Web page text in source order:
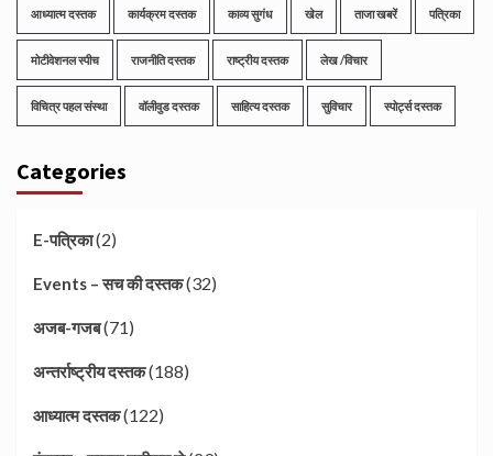
आध्यात्म दस्तक कार्यक्रम दस्तक काव्य सुगंध खेल ताजा खबरें पत्रिका
मोटीवेशनल स्पीच राजनीति दस्तक राष्ट्रीय दस्तक लेख /विचार
विचित्र पहल संस्था वॉलीवुड दस्तक साहित्य दस्तक सुविचार स्पोर्ट्स दस्तक
Categories
E-पत्रिका(2)
Events – सच की दस्तक(32)
अजब-गजब(71)
अन्तर्राष्ट्रीय दस्तक(188)
आध्यात्म दस्तक(122)